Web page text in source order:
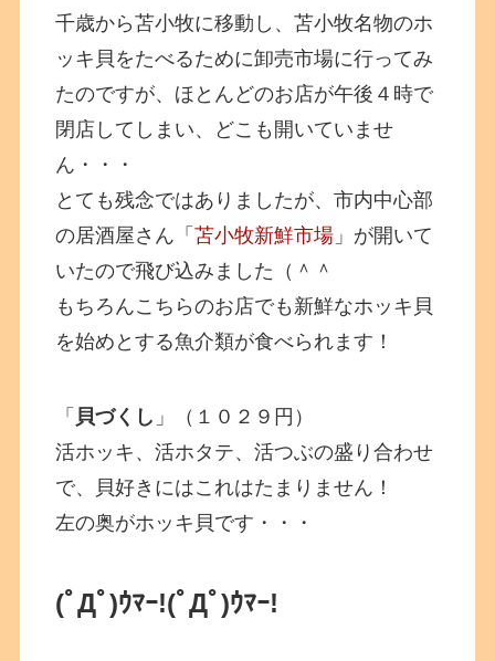
千歳から苫小牧に移動し、苫小牧名物のホ
ッキ貝をたべるために卸売市場に行ってみ
たのですが、ほとんどのお店が午後４時で
閉店してしまい、どこも開いていませ
ん・・・
とても残念ではありましたが、市内中心部
の居酒屋さん「苫小牧新鮮市場 」が開いて
いたので飛び込みました（＾＾
もちろんこちらのお店でも新鮮なホッキ貝
を始めとする魚介類が食べられます！
「 貝づくし 」（１０２９円）
活ホッキ、活ホタテ、活つぶの盛り合わせ
で、貝好きにはこれはたまりません！
左の奥がホッキ貝です・・・
(ﾟДﾟ)ｳﾏｰ!(ﾟДﾟ)ｳﾏｰ!